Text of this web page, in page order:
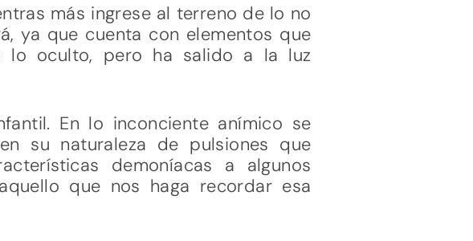
más ingrese al terreno de lo no
ya que cuenta con elementos que
lo oculto, pero ha salido a la luz
En lo inconciente anímico se
su naturaleza de pulsiones que
demoníacas a algunos
que nos haga recordar esa